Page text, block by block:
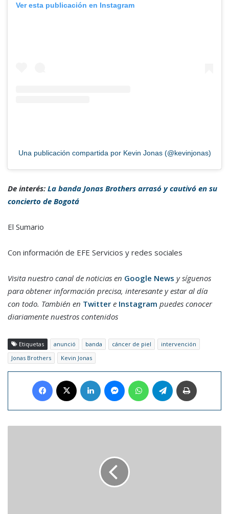
Ver esta publicación en Instagram
Una publicación compartida por Kevin Jonas (@kevinjonas)
De interés: La banda Jonas Brothers arrasó y cautivó en su
concierto de Bogotá
El Sumario
Con información de EFE Servicios y redes sociales
Visita nuestro canal de noticias en Google News y síguenos
para obtener información precisa, interesante y estar al día
con todo. También en Twitter e Instagram puedes conocer
diariamente nuestros contenidos
Etiquetas anunció banda cáncer de piel
intervención
Jonas Brothers
Kevin Jonas
Facebook LinkedIn MessengerWhatsAppTelegram